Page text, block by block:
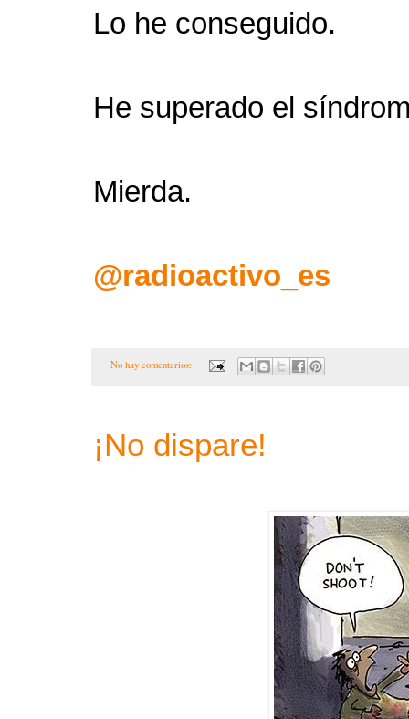
Lo he conseguido.
He superado el
Mierda.
@radioactivo_es
No hay comentarios:
¡No dispare!